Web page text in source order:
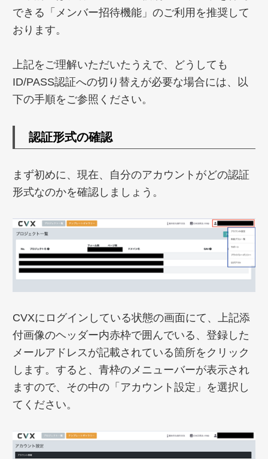
できる「メンバー招待機能」のご利用を推奨して
おります。
上記をご理解いただいたうえで、どうしても
ID/PASS認証への切り替えが必要な場合には、以
下の手順をご参照ください。
認証形式の確認
まず初めに、現在、自分のアカウントがどの認証
形式なのかを確認しましょう。
CVXにログインしている状態の画面にて、上記添
付画像のヘッダー内赤枠で囲んでいる、登録した
メールアドレスが記載されている箇所をクリック
します。すると、青枠のメニューバーが表示され
ますので、その中の「アカウント設定」を選択し
てください。